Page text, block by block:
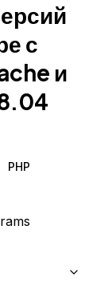
с
и
PHP